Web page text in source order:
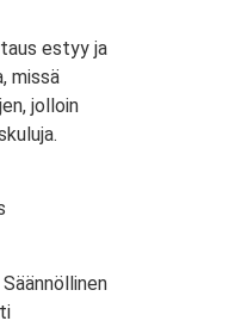
estyy ja
missä
jolloin